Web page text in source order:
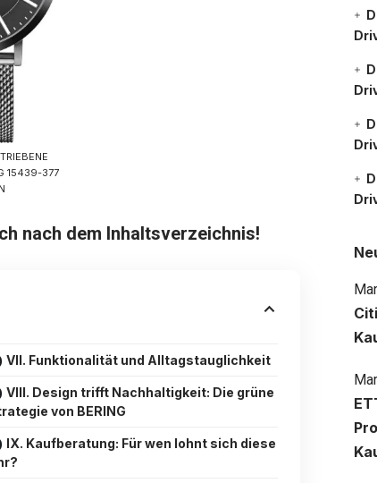
15439-377
nach dem Inhaltsverzeichnis!
VII. Funktionalität und Alltagstauglichkeit
VIII. Design trifft Nachhaltigkeit: Die grüne
von BERING
IX. Kaufberatung: Für wen lohnt sich diese